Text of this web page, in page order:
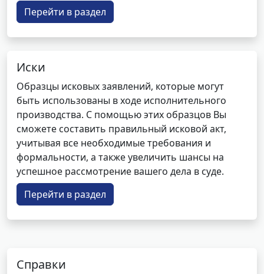
Перейти в раздел
Иски
Образцы исковых заявлений, которые могут
быть использованы в ходе исполнительного
производства. С помощью этих образцов Вы
сможете составить правильный исковой акт,
учитывая все необходимые требования и
формальности, а также увеличить шансы на
успешное рассмотрение вашего дела в суде.
Перейти в раздел
Справки